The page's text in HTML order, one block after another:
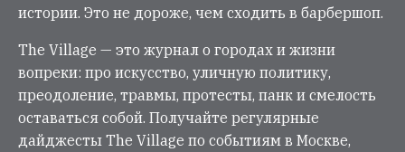
истории. Это не дороже, чем сходить в барбершоп.
The Village — это журнал о городах и жизни
вопреки: про искусство, уличную политику,
преодоление, травмы, протесты, панк и смелость
оставаться собой. Получайте регулярные
дайджесты The Village по событиям в Москве,